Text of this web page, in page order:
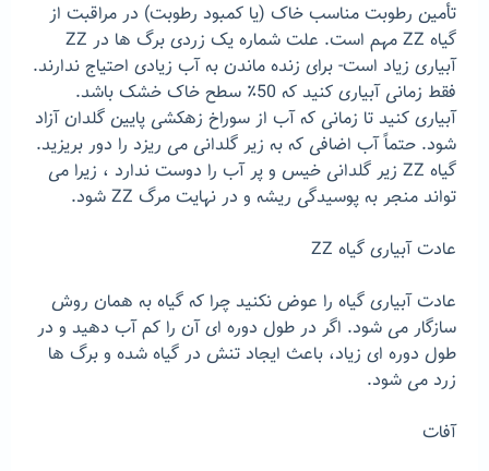
تأمین رطوبت مناسب خاک (یا کمبود رطوبت) در مراقبت از
گیاه ZZ مهم است. علت شماره یک زردی برگ ها در ZZ
آبیاری زیاد است- برای زنده ماندن به آب زیادی احتیاج ندارند.
فقط زمانی آبیاری کنید که 50٪ سطح خاک خشک باشد.
آبیاری کنید تا زمانی که آب از سوراخ زهکشی پایین گلدان آزاد
شود. حتماً آب اضافی که به زیر گلدانی می ریزد را دور بریزید.
گیاه ZZ زیر گلدانی خیس و پر آب را دوست ندارد ، زیرا می
تواند منجر به پوسیدگی ریشه و در نهایت مرگ ZZ شود.
عادت آبیاری گیاه ZZ
عادت آبیاری گیاه را عوض نکنید چرا که گیاه به همان روش
سازگار می شود. اگر در طول دوره ای آن را کم آب دهید و در
طول دوره ای زیاد، باعث ایجاد تنش در گیاه شده و برگ ها
زرد می شود.
آفات